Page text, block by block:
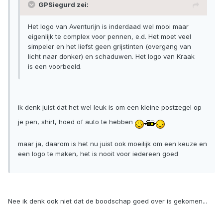
GPSiegurd zei:
Het logo van Aventurijn is inderdaad wel mooi maar
eigenlijk te complex voor pennen, e.d. Het moet veel
simpeler en het liefst geen grijstinten (overgang van
licht naar donker) en schaduwen. Het logo van Kraak
is een voorbeeld.
ik denk juist dat het wel leuk is om een kleine postzegel op
je pen, shirt, hoed of auto te hebben
maar ja, daarom is het nu juist ook moeilijk om een keuze en
een logo te maken, het is nooit voor iedereen goed
Nee ik denk ook niet dat de boodschap goed over is gekomen...